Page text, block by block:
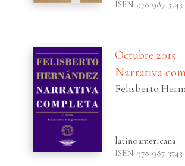
ISBN: 978-987-
Octubre 2015
Narrativa
Felisberto
latinoamericana
ISBN: 978-987-